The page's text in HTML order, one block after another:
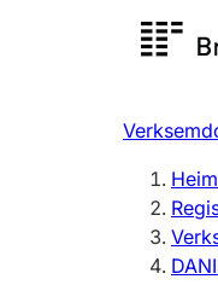
Heim